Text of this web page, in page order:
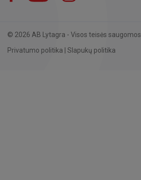
© 2026 AB Lytagra - Visos teisės saugomos
Privatumo politika
Slapukų politika